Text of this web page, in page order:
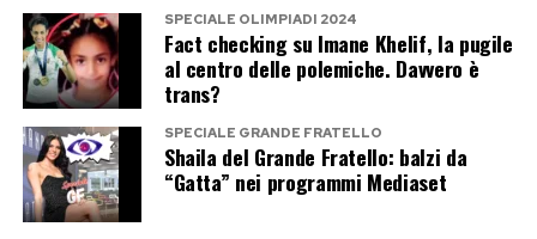
ricche di ceramidi, colesterolo e acidi grassi per
ricostruire il cemento intercellulare, e una
protezione solare ad ampio spettro per
schermare i tessuti resi vulnerabili dal fai-da-te
chimico.
Post Views:
SPECIALE OLIMPIADI 2024
Fact checking su Imane Khelif, la pugile
al centro delle polemiche. Davvero è
trans?
SPECIALE GRANDE FRATELLO
Shaila del Grande Fratello: balzi da
“Gatta” nei programmi Mediaset